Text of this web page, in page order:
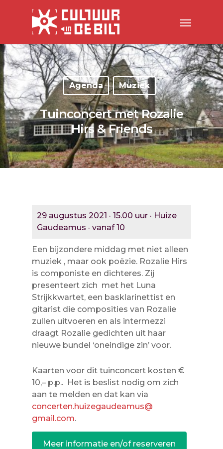
Agenda Muziek
Tuinconcert met Rozalie
Hirs & Friends
29 augustus 2021 · 15.00 uur · Huize
Gaudeamus · vanaf 10
Een bijzondere middag met niet alleen
muziek , maar ook poëzie. Rozalie Hirs
is componiste en dichteres. Zij
presenteert zich met het Luna
Strijkkwartet, een basklarinettist en
gitarist die composities van Rozalie
zullen uitvoeren en als intermezzi
draagt Rozalie gedichten uit haar
nieuwe bundel ‘oneindige zin’ voor.
Kaarten voor dit tuinconcert kosten €
10,– p.p.. Het is beslist nodig om zich
aan te melden en dat kan via
concerten.huizegaudeamus@
gmail.com.
Meer informatie en/of reserveren